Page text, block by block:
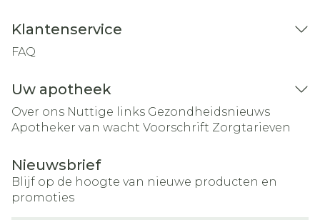
Klantenservice
FAQ
Uw apotheek
Over ons Nuttige links Gezondheidsnieuws
Apotheker van wacht Voorschrift Zorgtarieven
Nieuwsbrief
Blijf op de hoogte van nieuwe producten en
promoties